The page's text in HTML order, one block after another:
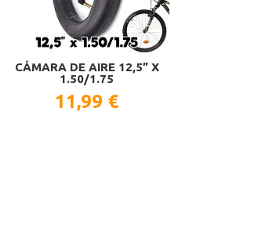
CÁMARA DE AIRE 12,5” X
1.50/1.75
11,99 €